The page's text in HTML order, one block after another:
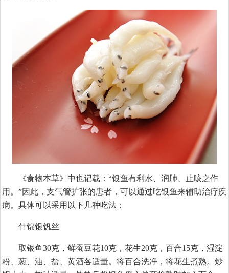
《食物本草》中也记载：“银鱼有利水、润肺、止咳之作
用。”因此，支气管扩张的患者，可以通过吃银鱼来辅助治疗疾
病。具体可以采用以下几种吃法：
什锦银钒丝
取银鱼30克，鲜蚕豆花10克，花生20克，百合15克，湿淀
粉、葱、油、盐、黄酒各适量。将百合洗净，将花生煮熟。炒